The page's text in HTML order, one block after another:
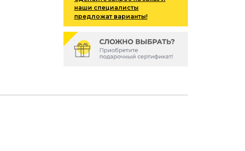
наши специалисты
предложат варианты!